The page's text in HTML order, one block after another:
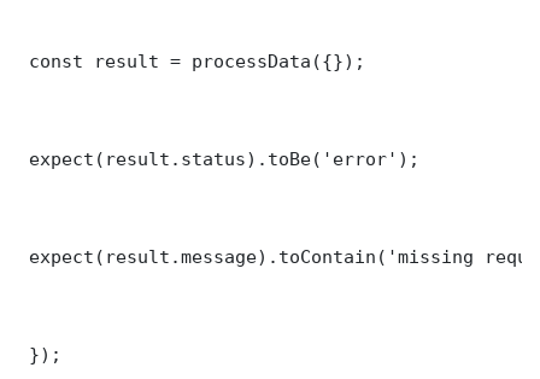
const result = processData({});
expect(result.status).toBe('error');
expect(result.message).toContain('missing
});